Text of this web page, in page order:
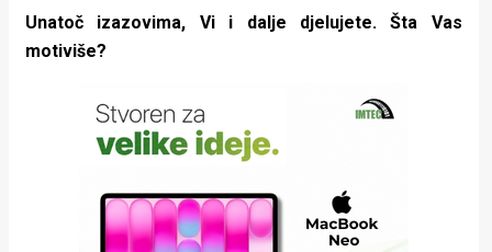
Unatoč izazovima, Vi i dalje djelujete. Šta Vas
motiviše?